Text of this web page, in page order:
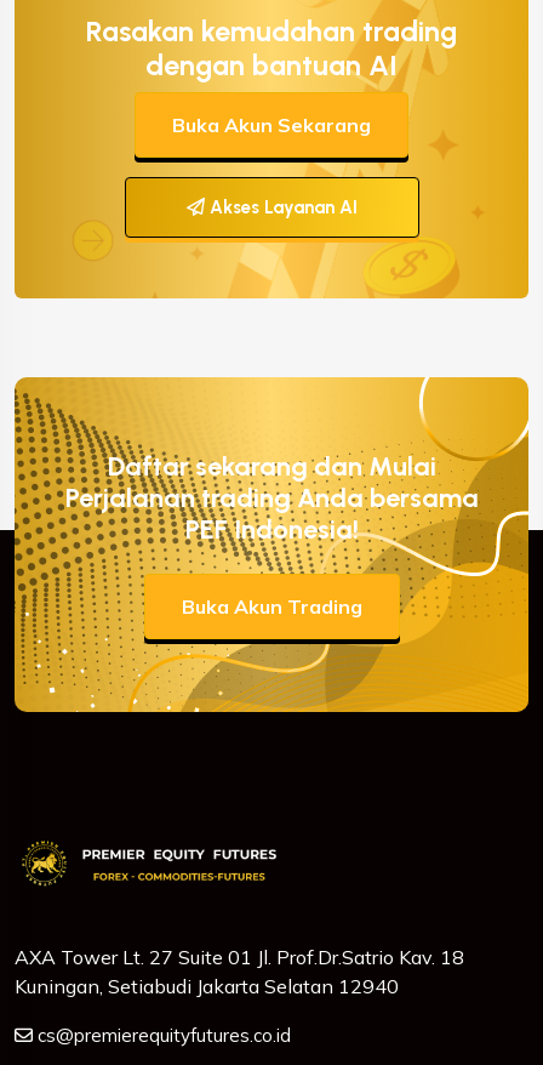
Rasakan kemudahan trading
dengan bantuan AI
Buka Akun Sekarang
Akses Layanan AI
Daftar sekarang dan Mulai
Perjalanan trading Anda bersama
PEF Indonesia!
Buka Akun Trading
AXA Tower Lt. 27 Suite 01 Jl. Prof.Dr.Satrio Kav. 18
Kuningan, Setiabudi Jakarta Selatan 12940
cs@premierequityfutures.co.id